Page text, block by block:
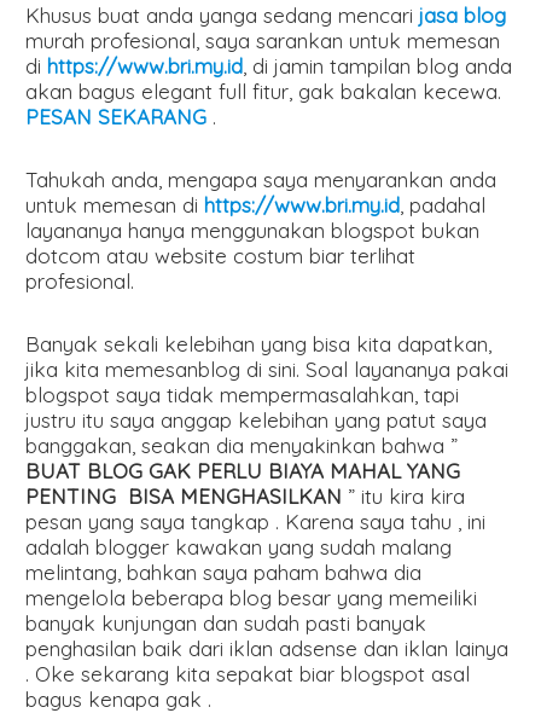
Khusus buat anda yanga sedang mencarijasa blog
murah profesional, saya sarankan untuk memesan
dihttps://www.bri.my.id , di jamin tampilan blog anda
akan bagus elegant full fitur, gak bakalan kecewa.
PESAN SEKARANG .
Tahukah anda, mengapa saya menyarankan anda
untuk memesan dihttps://www.bri.my.id , padahal
layananya hanya menggunakan blogspot bukan
dotcom atau website costum biar terlihat
profesional.
Banyak sekali kelebihan yang bisa kita dapatkan,
jika kita memesanblog di sini. Soal layananya pakai
blogspot saya tidak mempermasalahkan, tapi
justru itu saya anggap kelebihan yang patut saya
banggakan, seakan dia menyakinkan bahwa ”
BUAT BLOG GAK PERLU BIAYA MAHAL YANG
PENTING BISA MENGHASILKAN ” itu kira kira
pesan yang saya tangkap . Karena saya tahu , ini
adalah blogger kawakan yang sudah malang
melintang, bahkan saya paham bahwa dia
mengelola beberapa blog besar yang memeiliki
banyak kunjungan dan sudah pasti banyak
penghasilan baik dari iklan adsense dan iklan lainya
. Oke sekarang kita sepakat biar blogspot asal
bagus kenapa gak .